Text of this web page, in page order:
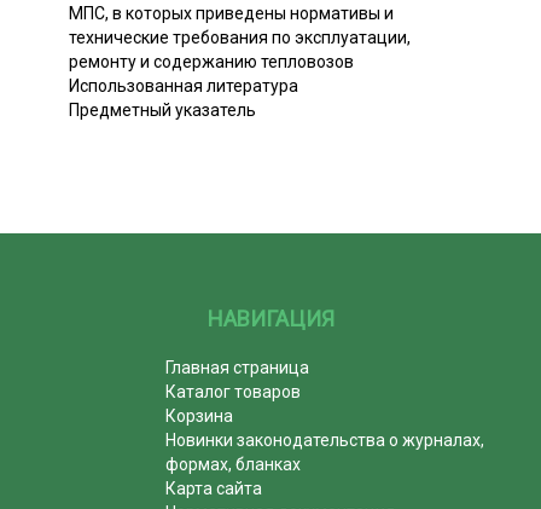
МПС, в которых приведены нормативы и
технические требования по эксплуатации,
ремонту и содержанию тепловозов
Использованная литература
Предметный указатель
НАВИГАЦИЯ
Главная страница
Каталог товаров
Корзина
Новинки законодательства о журналах,
формах, бланках
Карта сайта